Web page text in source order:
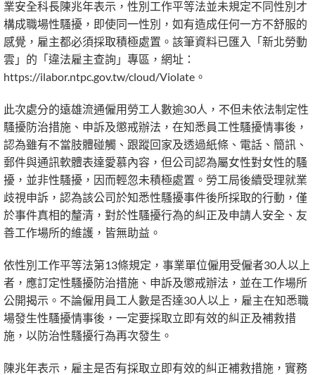
業安全科長陳兆年表示，性別工作平等法並未規定不同性別才
構成職場性騷擾，即使同一性別，如有造成任何一方不舒服的
感覺，雇主都必須採取積極處置。該筆資料已匯入「新北勞動
雲」的「違法雇主查詢」專區，網址：
https://ilabor.ntpc.gov.tw/cloud/Violate。
此次處分的遠雄流通僱用勞工人數逾30人，不但未依法制定性
騷擾防治措施、申訴及懲戒辦法，在知悉員工性騷擾情事後，
認為雖有不當肢體碰觸、跟蹤回家及透過紙條、電話、簡訊、
郵件與通訊軟體表達愛慕內容，但公司認為屬女性對女性的騷
擾，並非性騷擾，因而輕忽未積極處置。勞工局後續受理就業
歧視申訴，認為該公司於知悉性騷擾事件後所採取的行動，僅
於事件真相的釐清，對於性騷擾行為的糾正及申請人安全、友
善工作場所的維護，皆無助益。
依性別工作平等法第13條規定，事業單位僱用受僱者30人以上
者，應訂定性騷擾防治措施、申訴及懲戒辦法，並在工作場所
公開揭示。不論僱用員工人數是否達30人以上，雇主在知悉職
場發生性騷擾情事後，一定要採取立即有效的糾正及補救措
施，以防治性騷擾行為再次發生。
陳兆年表示，雇主是否有採取立即有效的糾正補救措施，實務